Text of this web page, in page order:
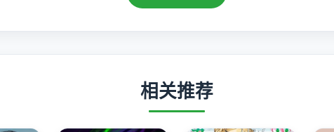
相关推荐